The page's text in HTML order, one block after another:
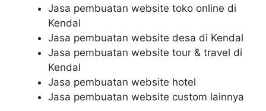
Jasa pembuatan website toko online di
Kendal
Jasa pembuatan website desa di Kendal
Jasa pembuatan website tour & travel di
Kendal
Jasa pembuatan website hotel
Jasa pembuatan website custom lainnya